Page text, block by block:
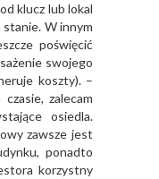
klucz lub lokal
W innym
poświęcić
swojego
koszty). –
zalecam
osiedla.
zawsze jest
ponadto
korzystny